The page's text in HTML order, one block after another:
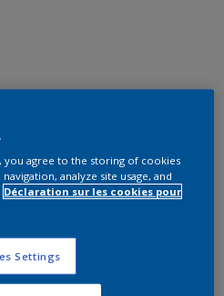
you agree to the storing of cookies
analyze site usage, and
Déclaration sur les cookies pour
Settings